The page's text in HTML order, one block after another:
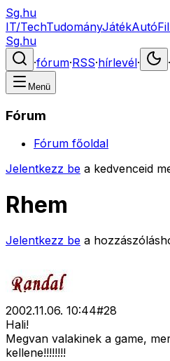
Sg.hu
IT/TechTudományJátékAutó
Sg.hu
·fórum·RSS·hírlevél· ·
Menü
Fórum
Fórum főoldal
Jelentkezz be a kedvenceid
Rhem
Jelentkezz be a
2002.11.06. 10:44#28
Hali!
Megvan valakinek a game,
kellene!!!!!!!!